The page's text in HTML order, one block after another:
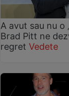
A avut sau nu o
Brad Pitt ne
regret Vedete